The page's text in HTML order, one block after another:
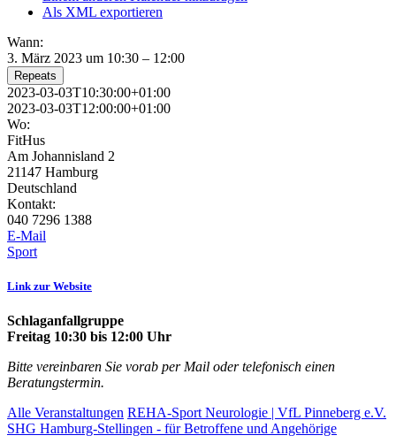
Als XML exportieren
Wann:
3. März 2023 um 10:30 – 12:00
Repeats
2023-03-03T10:30:00+01:00
2023-03-03T12:00:00+01:00
Wo:
FitHus
Am Johannisland 2
21147 Hamburg
Deutschland
Kontakt:
040 7296 1388
E-Mail
Sport
Link zur Website
Schlaganfallgruppe
Freitag 10:30 bis 12:00 Uhr
Bitte vereinbaren Sie vorab per Mail oder telefonisch einen
Beratungstermin.
Alle Veranstaltungen REHA-Sport Neurologie | VfL Pinneberg e.V.
SHG Hamburg-Stellingen - für Betroffene und Angehörige